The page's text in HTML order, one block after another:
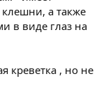
а также
в виде глаз на
креветка , но не